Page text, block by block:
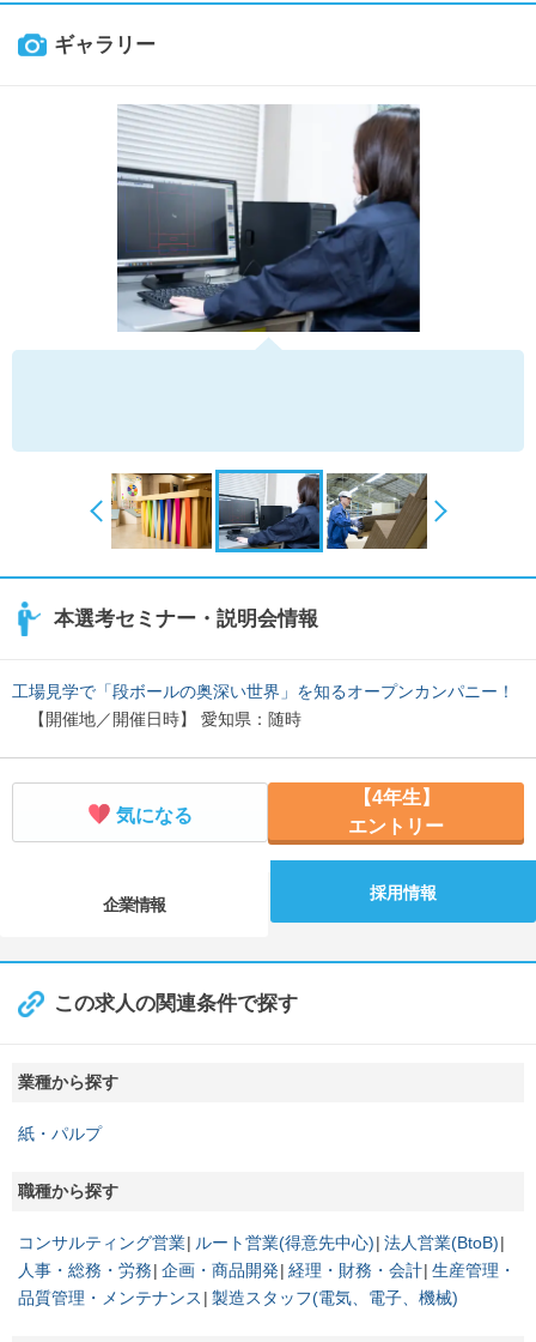
ギャラリー
本選考セミナー・説明会情報
工場見学で「段ボールの奥深い世界」を知るオープンカンパニー！
【開催地／開催日時】 愛知県：随時
気になる
【4年生】
エントリー
企業情報
採用情報
この求人の関連条件で探す
業種から探す
紙・パルプ
職種から探す
コンサルティング営業 ルート営業(得意先中心) 法人営業(BtoB)
人事・総務・労務 企画・商品開発 経理・財務・会計 生産管理・
品質管理・メンテナンス
製造スタッフ(電気、電子、機械)